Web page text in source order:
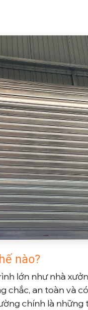
nào?
lớn như nhà
chắc, an toàn và
chính là những